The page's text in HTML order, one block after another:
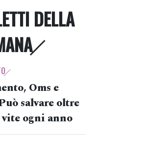
DELLA
Oms e
salvare oltre
ogni anno